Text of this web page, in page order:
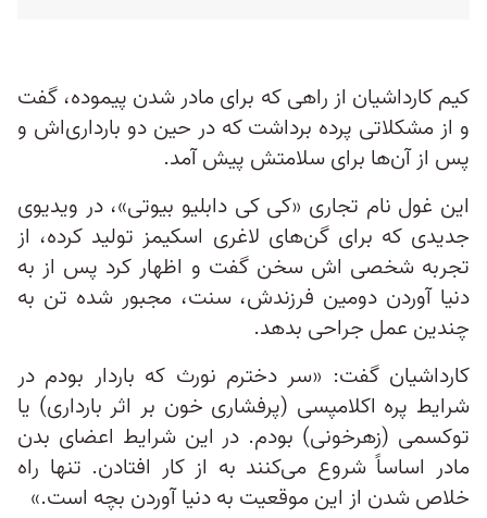
کیم کارداشیان از راهی که برای مادر شدن پیموده، گفت
و از مشکلاتی پرده برداشت که در حین دو بارداری‌اش و
پس از آن‌ها برای سلامتش پیش آمد.
این غول نام تجاری «کی کی دابلیو بیوتی»، در ویدیوی
جدیدی که برای گن‌‌های لاغری اسکیمز تولید کرده، از
تجربه‌ شخصی اش سخن گفت و اظهار کرد پس از به
دنیا آوردن دومین فرزندش، سنت، مجبور شده تن به
چندین عمل جراحی بدهد.
کارداشیان گفت: «سر دخترم نورث که باردار بودم در
شرایط پره اکلامپسی (پرفشاری خون بر اثر بارداری) یا
توکسمی (زهرخونی) بودم. در این شرایط اعضای بدن
مادر اساساً شروع می‌کنند به از کار افتادن. تنها راه
خلاص شدن از این موقعیت به دنیا آوردن بچه است.»